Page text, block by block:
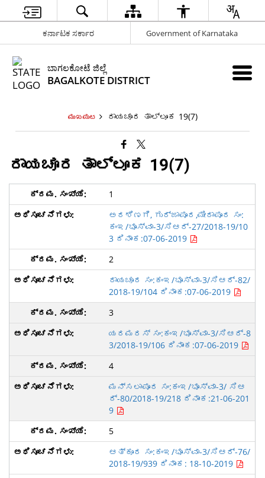
ಕರ್ನಾಟಕ ಸರ್ಕಾರ Government of Karnataka
ಬಾಗಲಕೋಟೆ ಜಿಲ್ಲೆ
BAGALKOTE DISTRICT
ಮುಖಪುಟ ರಾಯಚೂರ ತಾಲ್ಲೂಕ 19(7)
ರಾಯಚೂರ ತಾಲ್ಲೂಕ 19(7)
1
ಅರಶಿಣಗಿ, ಗುರ್ಜಾಪೂರ,ಮೀರಾಪೂರ ಸಂ:
ಕಂಇ/ಭೂಸ್ವಾ-3/ಸಿಆರ್-27/2018-19/10
3 ದಿನಾಂಕ:07-06-2019
2
ರಾಯಚೂರ ಸಂ:ಕಂಇ/ಭೂಸ್ವಾ-3/ಸಿಆರ್-82/
2018-19/104 ದಿನಾಂಕ:07-06-2019
3
ಯರಮರಸ್ ಸಂ:ಕಂಇ/ಭೂಸ್ವಾ-3/ಸಿಆರ್-8
3/2018-19/106 ದಿನಾಂಕ:07-06-2019
4
ಮನ್ಸಲಾಪೂರ ಸಂ:ಕಂಇ/ಭೂಸ್ವಾ-3/ ಸಿಆ
ರ್-80/2018-19/218 ದಿನಾಂಕ:21-06-201
9
5
ಆತ್ಕೂರ ಸಂ:ಕಂಇ/ಭೂಸ್ವಾ-3/ಸಿಆರ್-76/
2018-19/939 ದಿನಾಂಕ: 18-10-2019